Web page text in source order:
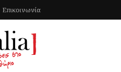
Επικοινωνία